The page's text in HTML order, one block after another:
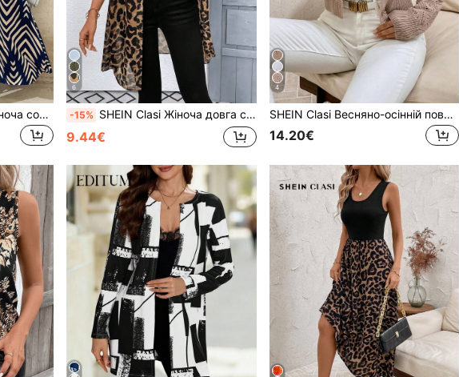
SHEIN Clasi Елегантна жіноча сорочкова сукня з поясом та коміром сорочки, осінні жіночі вбрання, сукня для вчителів, робочий одяг
6
-15% SHEIN Clasi Жіноча довга сорочка з леопардовим принтом, довгими рукавами та відкритим передом, шикарна для літньої відпустки на пляжі, елегантна повсякденна класична блуза з регулюванням
9.44€
4
SHEIN Clasi Весняно-осінній повсякденний короткий кардиган з довгими рукавами, осінні светри, осінні жіночі светри, кардигани, топи з довгими рукавами
14.20€